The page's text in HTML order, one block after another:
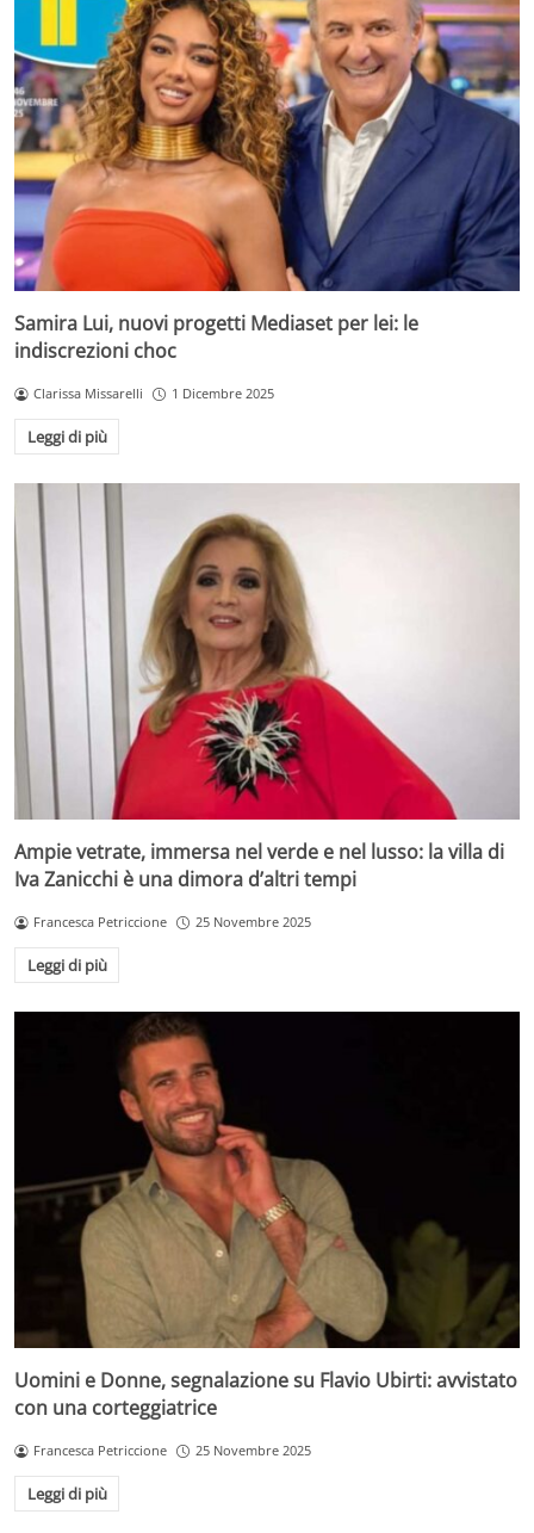
Samira Lui, nuovi progetti Mediaset per lei: le
indiscrezioni choc
Clarissa Missarelli 1 Dicembre 2025
Leggi di più
Ampie vetrate, immersa nel verde e nel lusso: la villa di
Iva Zanicchi è una dimora d’altri tempi
Francesca Petriccione 25 Novembre 2025
Leggi di più
Uomini e Donne, segnalazione su Flavio Ubirti: avvistato
con una corteggiatrice
Francesca Petriccione 25 Novembre 2025
Leggi di più